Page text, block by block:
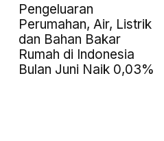
Pengeluaran
Perumahan, Air, Listrik
dan Bahan Bakar
Rumah di Indonesia
Bulan Juni Naik 0,03%